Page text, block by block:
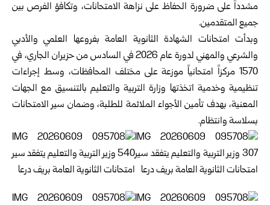
مشدداً على ضرورة الحفاظ على نزاهة الامتحانات، وتكافؤ الفرص بين
جميع المتقدمين.
وبدأت امتحانات الشهادة الثانوية العامة بفروعها العلمي والأدبي
والشرعي والمهني لدورة عام 2026 في السادس من حزيران الجاري، في
1570 مركزاً امتحانياً موزعة على مختلف المحافظات، وسط إجراءات
تنظيمية وخدمية اتخذتها وزارة التربية والتعليم بالتنسيق مع الجهات
المعنية، بهدف تأمين الأجواء الملائمة للطلبة، وضمان سير الامتحانات
بسلاسة وانتظام.